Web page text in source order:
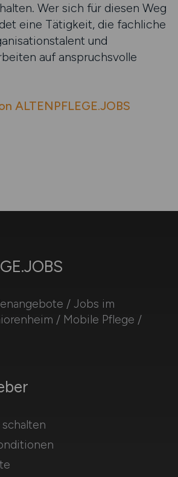
Wer sich für diesen Weg
eine Tätigkeit, die fachliche
und
auf anspruchsvolle
ALTENPFLEGE.JOBS
/ Jobs im
/ Mobile Pflege /